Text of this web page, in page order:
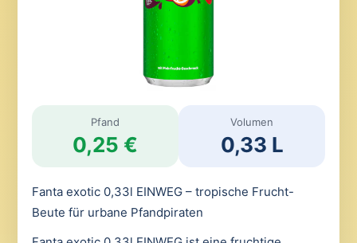
Pfand
0,25 €
Volumen
0,33 L
Fanta exotic 0,33l EINWEG – tropische Frucht-
Beute für urbane Pfandpiraten